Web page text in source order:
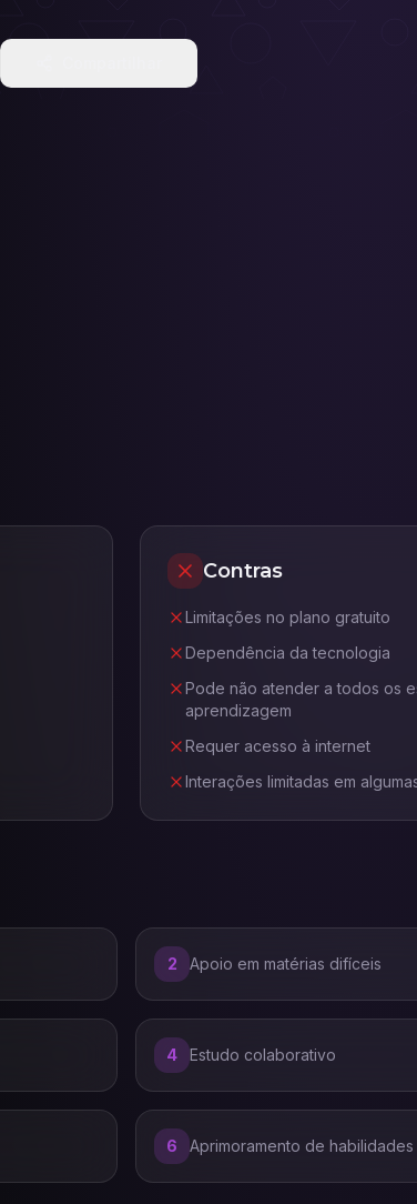
Contras
Limitações no plano gratuito
Dependência da tecnologia
Pode não atender a todos os
aprendizagem
Requer acesso à internet
Interações limitadas em
2 Apoio em matérias difíceis
4 Estudo colaborativo
6 Aprimoramento de